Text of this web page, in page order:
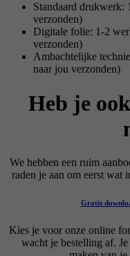
Standaard drukwerk:
verzonden)
Digitale folie: 1-2
verzonden)
Ambachtelijke
naar jou verzonden)
Heb je
We hebben een ruim
raden je aan om eerst wat
Gratis
Kies je voor onze online
wacht je bestelling af.